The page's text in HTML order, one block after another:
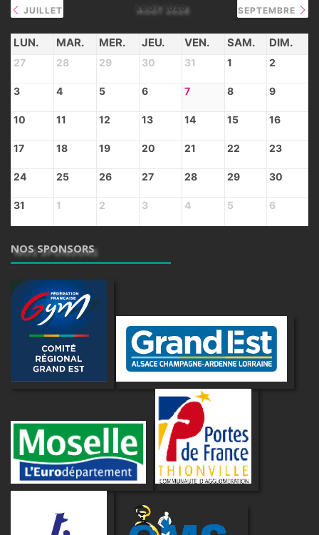
JUILLET AOÛT 2026 SEPTEMBRE
LUN. MAR. MER. JEU. VEN. SAM. DIM.
27 28 29 30 31 1 2
3 4 5 6 7 8 9
10 11 12 13 14 15 16
17 18 19 20 21 22 23
24 25 26 27 28 29 30
31 1 2 3 4 5 6
NOS SPONSORS